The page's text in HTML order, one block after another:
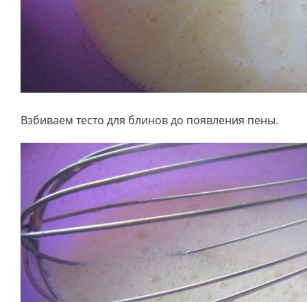
Взбиваем тесто для блинов до появления пены.